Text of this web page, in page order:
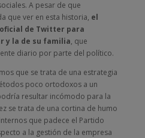
A pesar de que
que ver en esta historia, el
de Twitter para
y la de su familia, que
diario por parte del político.
que se trata de una estrategia
poco ortodoxos a un
resultar incómodo para la
se trata de una cortina de humo
que padece el Partido
a la gestión de la empresa